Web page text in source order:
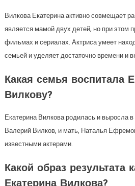
Вилкова Екатерина активно совмещает
является мамой двух детей, но при этом
фильмах и сериалах. Актриса умеет
семьей и уделяет достаточно времени и
Какая семья воспитала
Вилкову?
Екатерина Вилкова родилась и выросла
Валерий Вилков, и мать, Наталья
известными актерами.
Какой образ результата